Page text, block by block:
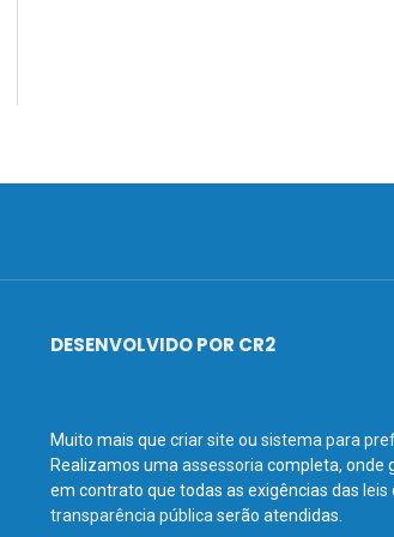
DESENVOLVIDO POR CR2
Muito mais que criar site ou sistema para
Realizamos uma assessoria completa, onde
em contrato que todas as exigências das leis
transparência pública serão atendidas.